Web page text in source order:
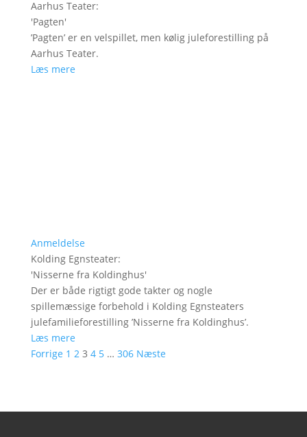
Aarhus Teater:
'Pagten'
’Pagten’ er en velspillet, men kølig juleforestilling på
Aarhus Teater.
Læs mere
Anmeldelse
Kolding Egnsteater:
'Nisserne fra Koldinghus'
Der er både rigtigt gode takter og nogle
spillemæssige forbehold i Kolding Egnsteaters
julefamilieforestilling ’Nisserne fra Koldinghus’.
Læs mere
Forrige 1 2 3 4 5 … 306 Næste